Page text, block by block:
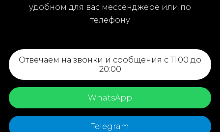
удобном для вас мессенджере или по
телефону
Отвечаем на звонки и сообщения с 11:00 до
20:00
WhatsApp
Telegram